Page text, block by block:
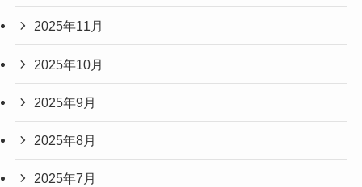
2025年11月
2025年10月
2025年9月
2025年8月
2025年7月